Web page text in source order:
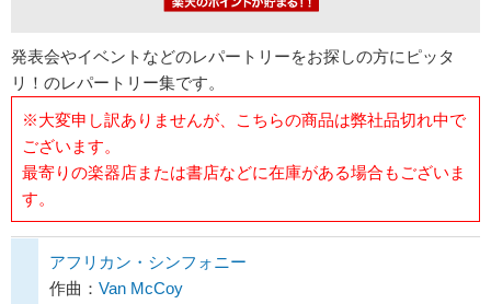
発表会やイベントなどのレパートリーをお探しの方にピッタ
リ！のレパートリー集です。
※大変申し訳ありませんが、こちらの商品は弊社品切れ中で
ございます。
最寄りの楽器店または書店などに在庫がある場合もございま
す。
アフリカン・シンフォニー
作曲： Van McCoy